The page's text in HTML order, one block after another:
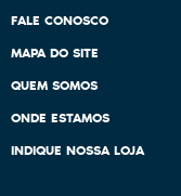
FALE CONOSCO
MAPA DO SITE
QUEM SOMOS
ONDE ESTAMOS
INDIQUE NOSSA LOJA